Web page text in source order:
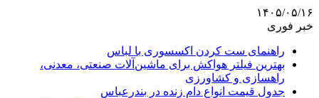
۱۴۰۵/۰۵/۱۶
خبر فوری
راهنمای ست کردن اکسسوری با لباس
بهترین فیلتر هواکش برای ماشین‌آلات صنعتی، معدنی،
راهسازی و کشاورزی
جدول قیمت انواع دام زنده در بندرعباس